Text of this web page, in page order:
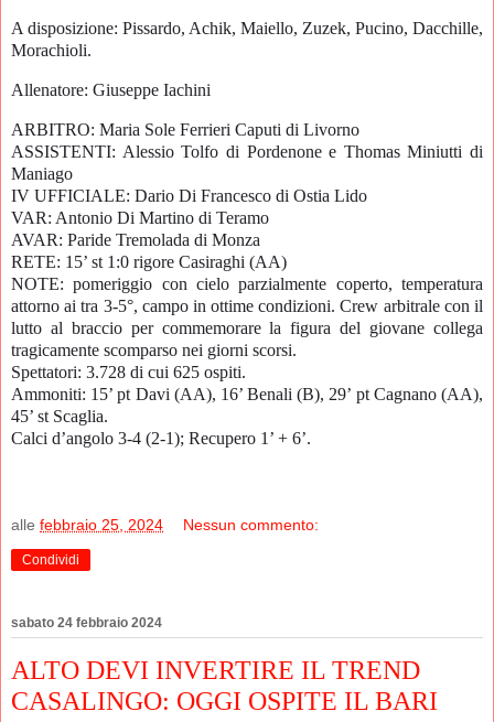
A disposizione: Pissardo, Achik, Maiello, Zuzek, Pucino, Dacchille,
Morachioli.
Allenatore: Giuseppe Iachini
ARBITRO: Maria Sole Ferrieri Caputi di Livorno
ASSISTENTI: Alessio Tolfo di Pordenone e Thomas Miniutti di
Maniago
IV UFFICIALE: Dario Di Francesco di Ostia Lido
VAR: Antonio Di Martino di Teramo
AVAR: Paride Tremolada di Monza
RETE: 15’ st 1:0 rigore Casiraghi (AA)
NOTE: pomeriggio con cielo parzialmente coperto, temperatura
attorno ai tra 3-5°, campo in ottime condizioni. Crew arbitrale con il
lutto al braccio per commemorare la figura del giovane collega
tragicamente scomparso nei giorni scorsi.
Spettatori: 3.728 di cui 625 ospiti.
Ammoniti: 15’ pt Davi (AA), 16’ Benali (B), 29’ pt Cagnano (AA),
45’ st Scaglia.
Calci d’angolo 3-4 (2-1); Recupero 1’ + 6’.
alle febbraio 25, 2024 Nessun commento:
Condividi
sabato 24 febbraio 2024
ALTO DEVI INVERTIRE IL TREND
CASALINGO: OGGI OSPITE IL BARI